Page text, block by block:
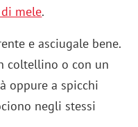
mele.
e asciugale bene.
coltellino o con un
oppure a spicchi
negli stessi